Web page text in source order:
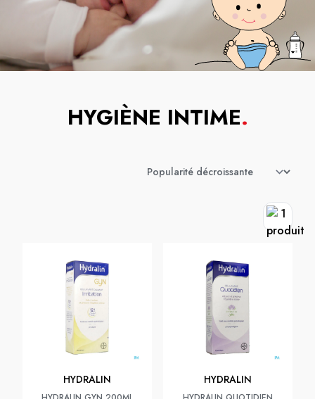
HYGIÈNE INTIME.
HYDRALIN HYDRALIN